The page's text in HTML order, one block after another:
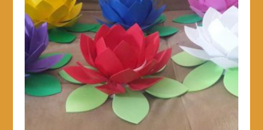
tùy
chọn
có
thể
được
chọn
trên
trang
sản